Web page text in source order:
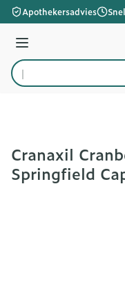
Ga naar de inhoud
Apothekersadvies
Menu
Product, merk,
Cranaxil
Springfield